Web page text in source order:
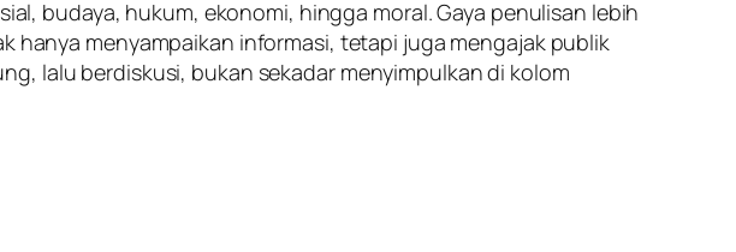
budaya, hukum, ekonomi, hingga moral. Gaya penulisan lebih
menyampaikan informasi, tetapi juga mengajak publik
lalu berdiskusi, bukan sekadar menyimpulkan di kolom